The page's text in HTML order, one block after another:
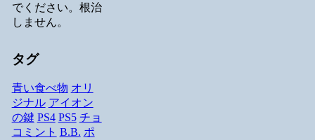
でください。根治
しません。
タグ
青い食べ物 オリ
ジナル アイオン
の鍵 PS4 PS5 チョ
コミント B.B. ポ